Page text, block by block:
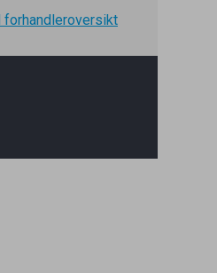
forhandleroversikt